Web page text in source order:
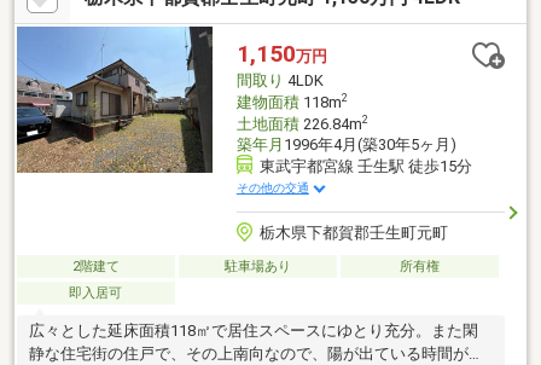
1,150万円
間取り 4LDK
建物面積118m2
土地面積226.84m2
築年月 1996年4月(築30年5ヶ月)
東武宇都宮線 壬生駅 徒歩15分
その他の交通
栃木県下都賀郡壬生町元町
2階建て 駐車場あり
所有権
即入居可
広々とした延床面積118㎡で居住スペースにゆとり充分。また閑
静な住宅街の住戸で、その上南向なので、陽が出ている時間が短